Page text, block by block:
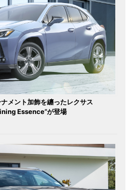
メント加飾を纏ったレクサス
Essence”が登場